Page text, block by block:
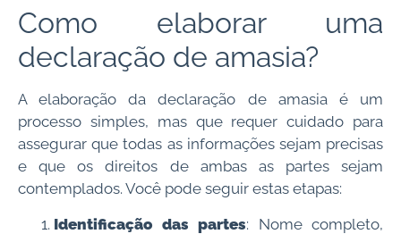
Como elaborar uma
declaração de amasia?
A elaboração da declaração de amasia é um
processo simples, mas que requer cuidado para
assegurar que todas as informações sejam precisas
e que os direitos de ambas as partes sejam
contemplados. Você pode seguir estas etapas:
Identificação das partes: Nome completo,